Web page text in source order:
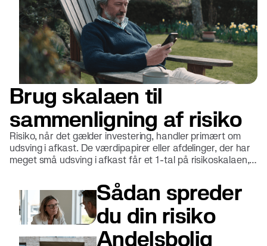
Brug skalaen til
sammenligning af risiko
Risiko, når det gælder investering, handler primært om
udsving i afkast. De værdipapirer eller afdelinger, der har
meget små udsving i afkast får et 1-tal på risikoskalaen,
Sådan spreder
du din risiko
Andelsbolig